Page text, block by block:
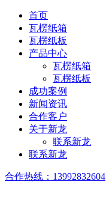
首页
瓦楞纸箱
瓦楞纸板
产品中心
瓦楞纸箱
瓦楞纸板
成功案例
新闻资讯
合作客户
关于新龙
联系新龙
联系新龙
合作热线： 13992832604